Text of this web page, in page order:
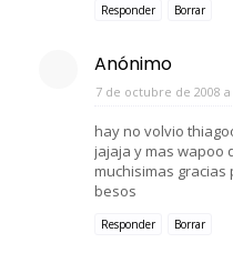
Responder Borrar
Anónimo
7 de octubre de 2008 a
hay no volvio
jajaja y mas wapoo
muchisimas gracias
besos
Responder Borrar